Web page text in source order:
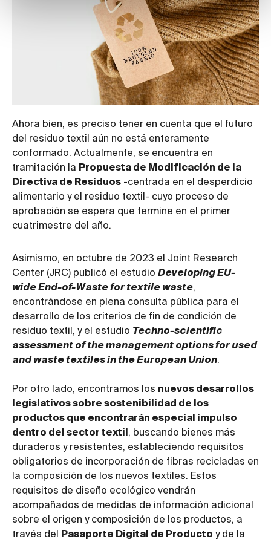
Ahora bien, es preciso tener en cuenta que el futuro
del residuo textil aún no está enteramente
conformado. Actualmente, se encuentra en
tramitación la Propuesta de Modificación de la
Directiva de Residuos -centrada en el desperdicio
alimentario y el residuo textil- cuyo proceso de
aprobación se espera que termine en el primer
cuatrimestre del año.
Asimismo, en octubre de 2023 el Joint Research
Center (JRC) publicó el estudio Developing EU-
wide End-of-Waste for textile waste,
encontrándose en plena consulta pública para el
desarrollo de los criterios de fin de condición de
residuo textil, y el estudio Techno-scientific
assessment of the management options for used
and waste textiles in the European Union.
Por otro lado, encontramos los nuevos desarrollos
legislativos sobre sostenibilidad de los
productos que encontrarán especial impulso
dentro del sector textil , buscando bienes más
duraderos y resistentes, estableciendo requisitos
obligatorios de incorporación de fibras recicladas en
la composición de los nuevos textiles. Estos
requisitos de diseño ecológico vendrán
acompañados de medidas de información adicional
sobre el origen y composición de los productos, a
través del
Pasaporte Digital de Producto y de la